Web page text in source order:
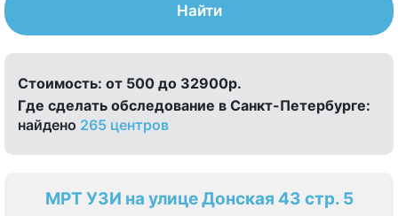
Найти
Стоимость: от 500 до 32900р.
Где сделать обследование в Санкт-Петербурге:
найдено 265 центров
МРТ УЗИ на улице Донская 43 стр. 5